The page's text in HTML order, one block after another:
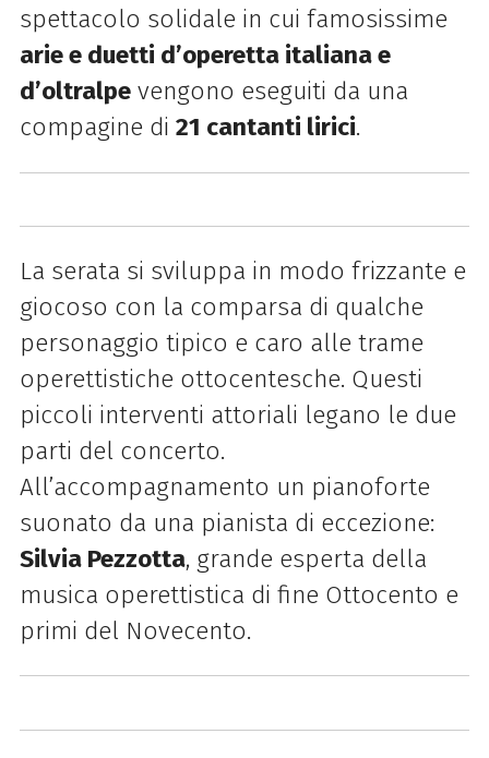
spettacolo solidale in cui famosissime
arie e duetti d’operetta italiana e
d’oltralpevengono eseguiti da una
compagine di 21 cantanti lirici.
La serata si sviluppa in modo frizzante e
giocoso con la comparsa di qualche
personaggio tipico e caro alle trame
operettistiche ottocentesche. Questi
piccoli interventi attoriali legano le due
parti del concerto.
All’accompagnamento un pianoforte
suonato da una pianista di eccezione:
Silvia Pezzotta, grande esperta della
musica operettistica di fine Ottocento e
primi del Novecento.